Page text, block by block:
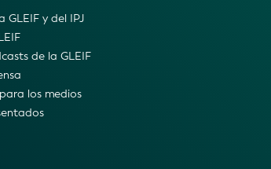
GLEIF y del IPJ
de la GLEIF
los medios